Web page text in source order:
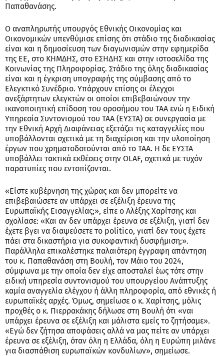
Παπαθανάσης.
Ο αναπληρωτής υπουργός Εθνικής Οικονομίας και
Οικονομικών υπενθύμισε επίσης ότι στάδιο της διαδικασίας
είναι και η δημοσίευση των διαγωνισμών στην εφημερίδα
της ΕΕ, στο ΚΗΜΔΗΣ, στο ΕΣΗΔΗΣ και στην ιστοσελίδα της
Κοινωνίας της Πληροφορίας. Στάδιο της όλης διαδικασίας
είναι και η έγκριση υπογραφής της σύμβασης από το
Ελεγκτικό Συνέδριο. Υπάρχουν επίσης οι έλεγχοι
ανεξάρτητων ελεγκτών οι οποίοι επιβεβαιώνουν την
ικανοποιητική επίδοση του οροσήμου του ΤΑΑ ενώ η Ειδική
Υπηρεσία Συντονισμού του ΤΑΑ (ΕΥΣΤΑ) σε συνεργασία με
την Εθνική Αρχή Διαφάνειας εξετάζει τις καταγγελίες που
υποβάλλονται σχετικά με τη διαχείριση και την υλοποίηση
έργων που χρηματοδοτούνται από το ΤΑΑ. Η δε ΕΥΣΤΑ
υποβάλλει τακτικά εκθέσεις στην OLAF, σχετικά με τυχόν
παρατυπίες που εντοπίζονται.
«Είστε κυβέρνηση της χώρας και δεν μπορείτε να
επιβεβαιώσετε αν υπάρχει σε εξέλιξη έρευνα της
Ευρωπαϊκής Εισαγγελίας;», είπε ο Αλέξης Χαρίτσης και
σχολίασε: «Και αν δεν υπάρχει έρευνα σε εξέλιξη, γιατί δεν
έχετε βγει να διαψεύσετε το politico, γιατί δεν τους έχετε
πάει στα δικαστήρια για συκοφαντική δυσφήμιση;».
Παράλληλα επικαλέστηκε παλαιότερη έγγραφη απάντηση
του κ. Παπαθανάση στη Βουλή, τον Μάιο του 2024,
σύμφωνα με την οποία δεν είχε αποσταλεί έως τότε στην
ειδική υπηρεσία συντονισμού του υπουργείου Ανάπτυξης
καμία αναγγελία ελέγχου ή άλλη πληροφορία, από εθνικές ή
ευρωπαϊκές αρχές. Όμως, σημείωσε ο κ. Χαρίτσης, μόλις
προχθές ο κ. Πιερρακάκης δήλωσε στη Βουλή ότι «ναι
υπάρχει έρευνα σε εξέλιξη και μάλιστα εμείς το ζητήσαμε».
«Εγώ δεν ζήτησα αποφάσεις αλλά να μας πείτε αν υπάρχει
έρευνα σε εξέλιξη, όταν όλη η Ελλάδα, όλη η Ευρώπη μιλάνε
για διασπάθιση ευρωπαϊκών κονδυλίων», σημείωσε.